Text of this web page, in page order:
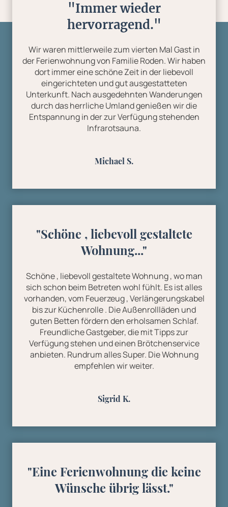
"Immer wieder
hervorragend."
Wir waren mittlerweile zum vierten Mal Gast in
der Ferienwohnung von Familie Roden. Wir haben
dort immer eine schöne Zeit in der liebevoll
eingerichteten und gut ausgestatteten
Unterkunft. Nach ausgedehnten Wanderungen
durch das herrliche Umland genießen wir die
Entspannung in der zur Verfügung stehenden
Infrarotsauna.
Michael S.
"Schöne , liebevoll gestaltete
Wohnung..."
Schöne , liebevoll gestaltete Wohnung , wo man
sich schon beim Betreten wohl fühlt. Es ist alles
vorhanden, vom Feuerzeug , Verlängerungskabel
bis zur Küchenrolle . Die Außenrollläden und
guten Betten fördern den erholsamen Schlaf.
Freundliche Gastgeber, die mit Tipps zur
Verfügung stehen und einen Brötchenservice
anbieten. Rundrum alles Super. Die Wohnung
empfehlen wir weiter.
Sigrid K.
"Eine Ferienwohnung die keine
Wünsche übrig lässt."